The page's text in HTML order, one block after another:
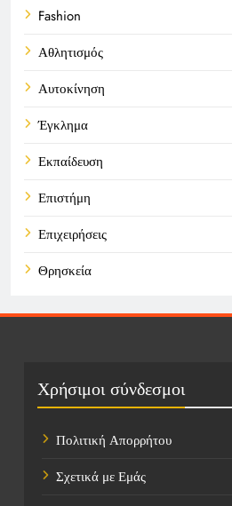
Fashion
Αθλητισμός
Αυτοκίνηση
Έγκλημα
Εκπαίδευση
Επιστήμη
Επιχειρήσεις
Θρησκεία
Πολιτική
Τοποθεσίες
Χρήσιμοι σύνδεσμοι
Πολιτική Απορρήτου
Σχετικά με Εμάς